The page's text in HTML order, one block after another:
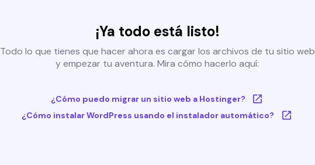
¡Ya todo está listo!
Todo lo que tienes que hacer ahora es cargar los archivos de tu sitio web
y empezar tu aventura. Mira cómo hacerlo aquí:
¿Cómo puedo migrar un sitio web a Hostinger?
¿Cómo instalar WordPress usando el instalador automático?